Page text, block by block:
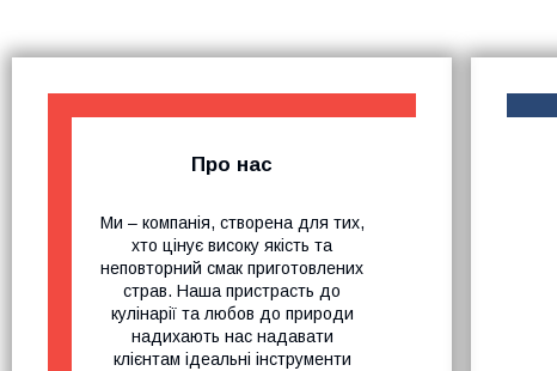
Про нас
Ми – компанія, створена для тих,
хто цінує високу якість та
неповторний смак приготовлених
страв. Наша пристрасть до
кулінарії та любов до природи
надихають нас надавати
клієнтам ідеальні інструменти